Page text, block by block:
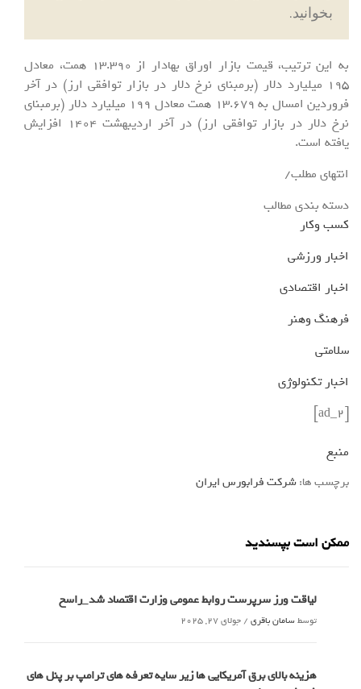
بخوانید.
به این ترتیب، قیمت بازار اوراق بهادار از 13.390 همت، معادل
195 میلیارد دلار (برمبنای نرخ دلار در بازار توافقی ارز) در آخر
فروردین امسال به 13.679 همت معادل 199 میلیارد دلار (برمبنای
نرخ دلار در بازار توافقی ارز) در آخر اردیبهشت 1404 افزایش
یافته است.
انتهای مطلب/
دسته بندی مطالب
کسب وکار
اخبار ورزشی
اخبار اقتصادی
فرهنگ وهنر
سلامتی
اخبار تکنولوژی
[ad_2]
منبع
برچسب ها:شرکت فرابورس ایران
ممکن است بپسندید
لیاقت ورز سرپرست روابط عمومی وزارت اقتصاد شد_راسخ
توسطسامان باقری / جولای 27, 2025
هزینه بالای برق آمریکایی ها زیر سایه تعرفه های ترامپ بر پنل های